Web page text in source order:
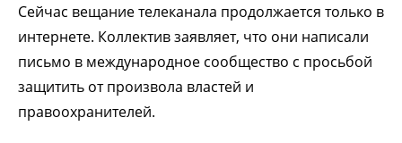
Сейчас вещание телеканала продолжается только в
интернете. Коллектив заявляет, что они написали
письмо в международное сообщество с просьбой
защитить от произвола властей и
правоохранителей.